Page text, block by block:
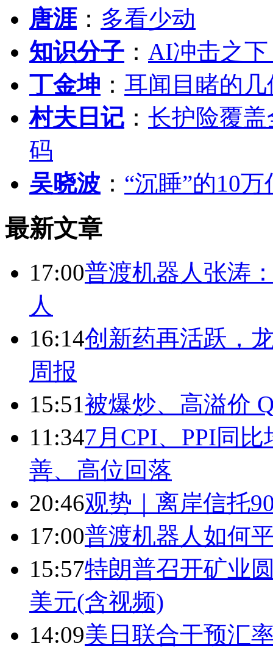
唐涯： 多看少动
知识分子 ： AI冲击之
丁金坤 ： 耳闻目睹的
村夫日记 ： 长护险覆
码
吴晓波 ： “沉睡”的10
最新文章
17:00普渡机器人张涛
人
16:14创新药再活跃，
周报
15:51被爆炒、高溢价
11:347月CPI、PPI同
善、高位回落
20:46观势｜离岸信托
17:00普渡机器人如何
15:57特朗普召开矿业
美元(含视频)
14:09美日联合干预汇